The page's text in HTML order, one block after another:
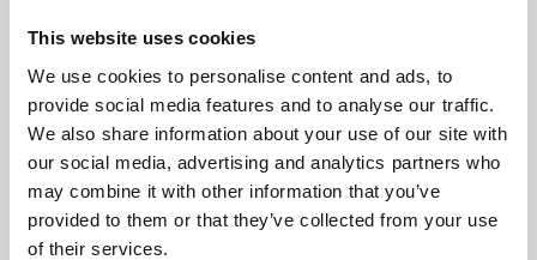
This website uses cookies
We use cookies to personalise content and ads, to
provide social media features and to analyse our traffic.
We also share information about your use of our site with
our social media, advertising and analytics partners who
may combine it with other information that you’ve
provided to them or that they’ve collected from your use
of their services.
sprøde resultat.
--
*) Vinder af German Design Award og Good Design
Witt PICCOLO Rotante
kommer på markedet til
august 2024.